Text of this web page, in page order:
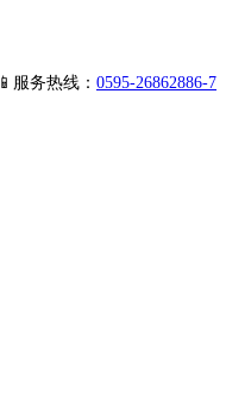
📱服务热线： 0595-26862886-7